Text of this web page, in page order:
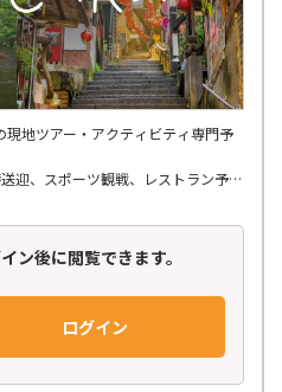
現地ツアー・アクティビティ専門予
迎、スポーツ観戦、レストラン予
な穴場ツアーまで、多種多様なアク
21,000種類以上もの商品を掲載。
の相談から参加後のフォローまで、
ポート体制で安心してご参加いただ
ン後に閲覧できます。
ログイン